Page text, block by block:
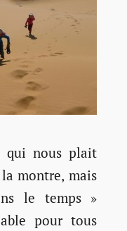
qui nous plait
montre, mais
le temps »
pour tous